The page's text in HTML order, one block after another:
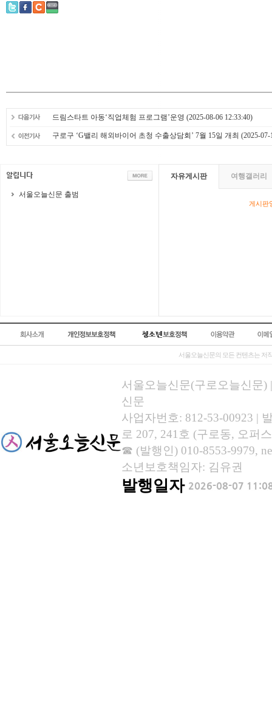
드림스타트 아동‘직업체험 프로그램’운영 (2025-08-06 12:33:40)
구로구 ‘G밸리 해외바이어 초청 수출상담회’ 7월 15일 개최 (2025-07-
서울오늘신문 출범
자유게시판 여행갤러리
게시판
서울오늘신문의 모든 컨텐츠는 저
서울오늘신문(구로오늘신문)
신문
사업자번호: 812-53-00923 |
로 207, 241호 (구로동, 오퍼
☎ (발행인) 010-8553-9979,
소년보호책임자: 김유권
발행일자